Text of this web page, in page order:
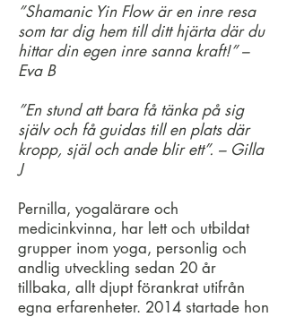
”Shamanic Yin Flow är en inre resa
som tar dig hem till ditt hjärta där du
hittar din egen inre sanna kraft!” –
Eva B
”En stund att bara få tänka på sig
själv och få guidas till en plats där
kropp, själ och ande blir ett”. – Gilla
J
Pernilla, yogalärare och
medicinkvinna, har lett och utbildat
grupper inom yoga, personlig och
andlig utveckling sedan 20 år
tillbaka, allt djupt förankrat utifrån
egna erfarenheter. 2014 startade hon